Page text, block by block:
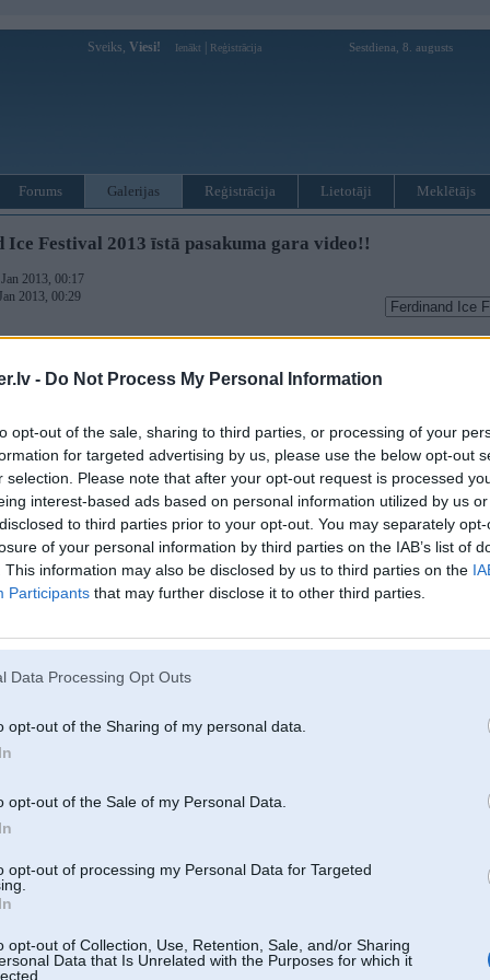
- Do Not Process My Personal Information
opt-out of the sale, sharing to third parties, or processing of your
for targeted advertising by us, please use the below opt-out
selection. Please note that after your opt-out request is processed
interest-based ads based on personal information utilized by us
to third parties prior to your opt-out. You may separately
of your personal information by third parties on the IAB’s list of
This information may also be disclosed by us to third parties on the
Participants that may further disclose it to other third parties.
Data Processing Opt Outs
opt-out of the Sharing of my personal data.
opt-out of the Sale of my Personal Data.
opt-out of processing my Personal Data for Targeted
opt-out of Collection, Use, Retention, Sale, and/or Sharing
Data that Is Unrelated with the Purposes for which it
Sveiks, Viesi! Ienākt Reģistrācija Sestdiena, 8. augusts
Forums Galerijas Reģistrācija Lietotāji Meklētājs
Ice Festival 2013 īstā pasakuma gara video!!
2013, 00:17
2013, 00:29
update un infa. Par cik ļoti liela interese ir par pasakumu un doma nakamgad iehavot kādu
protams standarta auto parku
3dieniekā, izārdīties utt, varu izguldīt līdz 8 personām, ar visam ērtībām. Tur klubiem
oficiālaja video parādītos arī kāds mūsu pārstāvis, Interese par cik ir bijusi, lai novestu līdz